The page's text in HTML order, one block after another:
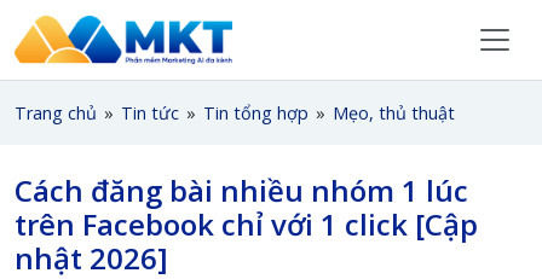
Trang chủ » Tin tức » Tin tổng hợp » Mẹo, thủ thuật
Cách đăng bài nhiều nhóm 1 lúc
trên Facebook chỉ với 1 click [Cập
nhật 2026]